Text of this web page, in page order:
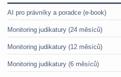
AI pro právníky a poradce (e-book)
Monitoring judikatury (24 měsíců)
Monitoring judikatury (12 měsíců)
Monitoring judikatury (6 měsíců)